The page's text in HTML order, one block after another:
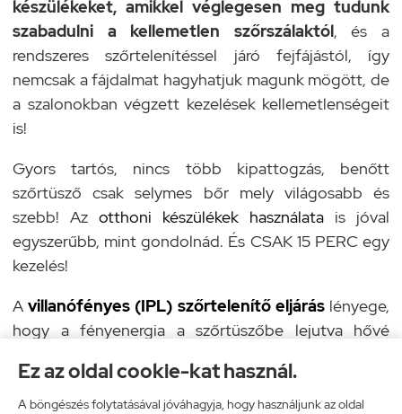
Ez az oldal cookie-kat használ.
A böngészés folytatásával jóváhagyja, hogy használjunk az oldal
készülékeket, amikkel véglegesen meg tudunk
szabadulni a kellemetlen szőrszálaktól, és a
rendszeres szőrtelenítéssel járó fejfájástól, így
nemcsak a fájdalmat hagyhatjuk magunk mögött, de
a szalonokban végzett kezelések kellemetlenségeit
is!
Gyors tartós, nincs több kipattogzás, benőtt
szőrtüsző csak selymes bőr mely világosabb és
szebb! Az otthoni készülékek használata is jóval
egyszerűbb, mint gondolnád. És CSAK 15 PERC egy
kezelés!
A villanófényes (IPL) szőrtelenítő eljáráslényege,
hogy a fényenergia a szőrtüszőbe lejutva hővé
szőrszálakat, amik a kezelések során fokozatosan
gyengülnek, majd kihullanak. Amint minden